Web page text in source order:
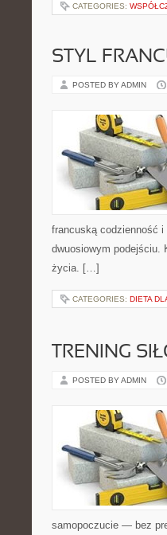
CATEGORIES:
STYL
POSTED BY ADMIN
francuską codzienność i
dwuosiowym podejściu.
życia. […]
CATEGORIES: DIETA
TRENING
POSTED BY ADMIN
samopoczucie — bez